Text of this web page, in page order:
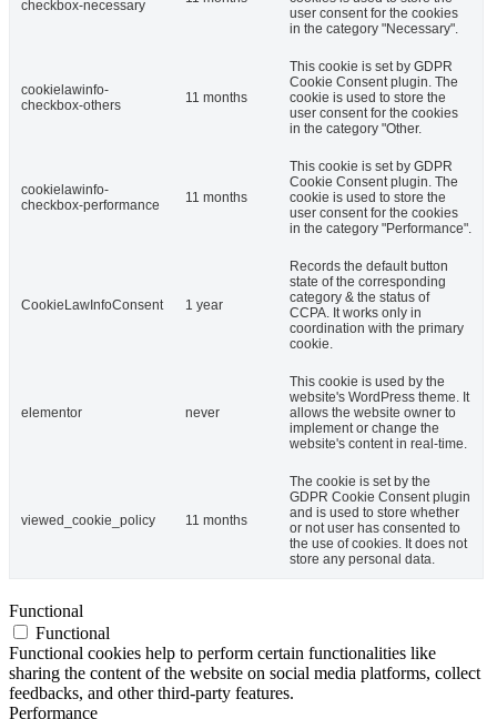
checkbox-necessary
user consent for the cookies
in the category "Necessary".
cookielawinfo-
checkbox-others
11 months
This cookie is set by GDPR
Cookie Consent plugin. The
cookie is used to store the
user consent for the cookies
in the category "Other.
cookielawinfo-
checkbox-performance
11 months
This cookie is set by GDPR
Cookie Consent plugin. The
cookie is used to store the
user consent for the cookies
in the category "Performance".
CookieLawInfoConsent 1 year
Records the default button
state of the corresponding
category & the status of
CCPA. It works only in
coordination with the primary
cookie.
elementor never
This cookie is used by the
website's WordPress theme. It
allows the website owner to
implement or change the
website's content in real-time.
viewed_cookie_policy 11 months
The cookie is set by the
GDPR Cookie Consent plugin
and is used to store whether
or not user has consented to
the use of cookies. It does not
store any personal data.
Functional
Functional
Functional cookies help to perform certain functionalities like
sharing the content of the website on social media platforms, collect
feedbacks, and other third-party features.
Performance